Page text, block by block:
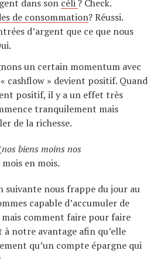
dans son céli ? Check.
de consommation? Réussi.
d’argent que ce que nous
un certain momentum avec
cashflow » devient positif. Quand
positif, il y a un effet très
tranquilement mais
de la richesse.
nos biens moins nos
en mois.
suivante nous frappe du jour au
capable d’accumuler de
mais comment faire pour faire
notre avantage afin qu’elle
qu’un compte épargne qui